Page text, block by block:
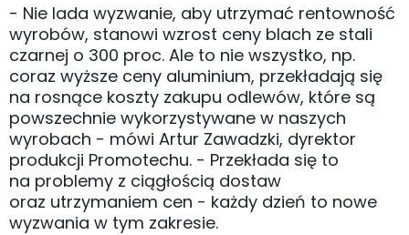
- Nie lada wyzwanie, aby utrzymać rentowność
wyrobów, stanowi wzrost ceny blach ze stali
czarnej o 300 proc. Ale to nie wszystko, np.
coraz wyższe ceny aluminium, przekładają się
na rosnące koszty zakupu odlewów, które są
powszechnie wykorzystywane w naszych
wyrobach - mówi Artur Zawadzki, dyrektor
produkcji Promotechu. - Przekłada się to
na problemy z ciągłością dostaw
oraz utrzymaniem cen - każdy dzień to nowe
wyzwania w tym zakresie.